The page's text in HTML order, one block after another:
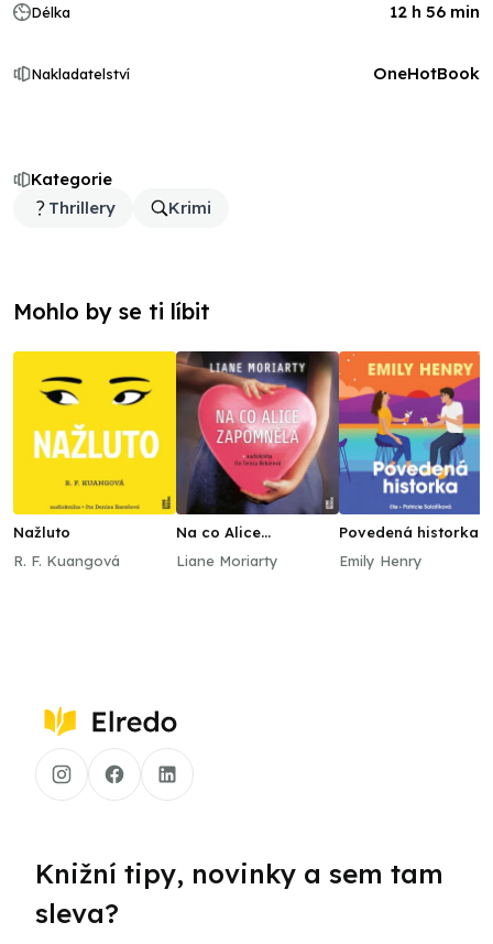
Kategorie
Thrillery
Krimi
Délka 12 h 56 min
Nakladatelství OneHotBook
Mohlo by se ti líbit
Nažluto
R. F. Kuangová
Na co Alice
Liane Moriarty
Povedená historka
Emily Henry
Knižní tipy, novinky a sem tam
sleva?